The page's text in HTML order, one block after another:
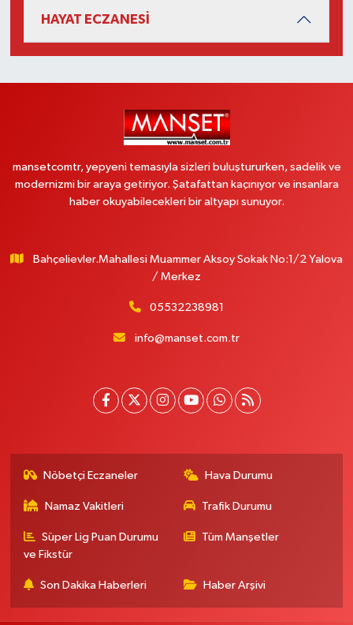
HAYAT ECZANESİ
mansetcomtr, yepyeni temasıyla sizleri buluştururken, sadelik ve
modernizmi bir araya getiriyor. Şatafattan kaçınıyor ve insanlara
haber okuyabilecekleri bir altyapı sunuyor.
Bahçelievler.Mahallesi Muammer Aksoy Sokak No:1/2 Yalova
/ Merkez
05532238981
info@manset.com.tr
Nöbetçi Eczaneler Hava Durumu
Namaz Vakitleri Trafik Durumu
Süper Lig Puan Durumu
ve Fikstür
Tüm Manşetler
Son Dakika Haberleri Haber Arşivi